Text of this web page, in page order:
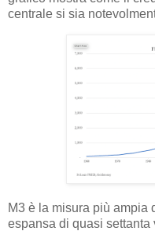
centrale si sia
M3 è la misura più ampia
espansa di quasi